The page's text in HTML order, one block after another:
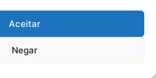
Aceitar
Negar